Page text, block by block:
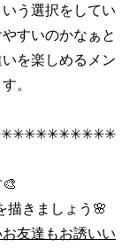
う選択をしてい
すいのかなぁと
を楽しめるメン
。
描きましょう🌸
友達もお誘いい